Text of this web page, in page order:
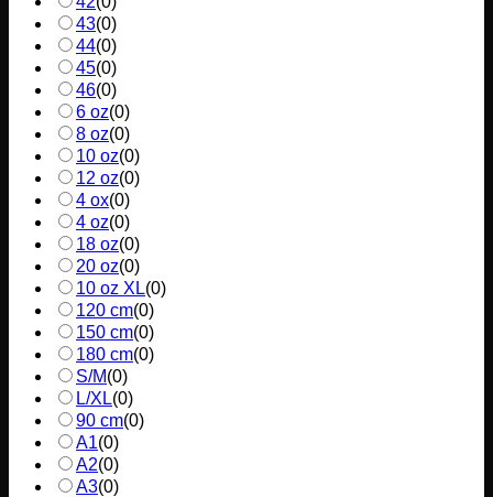
43(0)
44(0)
45(0)
46(0)
6 oz(0)
8 oz(0)
10 oz(0)
12 oz(0)
4 ox(0)
4 oz(0)
18 oz(0)
20 oz(0)
10 oz XL(0)
120 cm(0)
150 cm(0)
180 cm(0)
S/M(0)
L/XL(0)
90 cm(0)
A1(0)
A2(0)
A3(0)